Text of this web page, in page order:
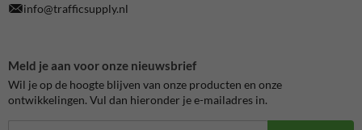
info@trafficsupply.nl
Meld je aan voor onze nieuwsbrief
Wil je op de hoogte blijven van onze producten en onze
ontwikkelingen. Vul dan hieronder je e-mailadres in.